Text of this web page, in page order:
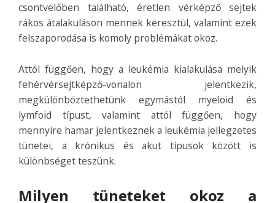
csontvelőben található, éretlen vérképző sejtek
rákos átalakuláson mennek keresztül, valamint ezek
felszaporodása is komoly problémákat okoz.
Attól függően, hogy a leukémia kialakulása melyik
fehérvérsejtképző-vonalon jelentkezik,
megkülönböztethetünk egymástól myeloid és
lymfoid típust, valamint attól függően, hogy
mennyire hamar jelentkeznek a leukémia jellegzetes
tünetei, a krónikus és akut típusok között is
különbséget teszünk.
Milyen tüneteket okoz a